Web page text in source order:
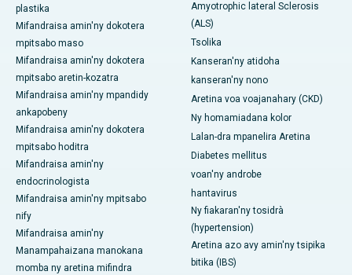
plastika
Mifandraisa amin'ny dokotera
mpitsabo maso
Mifandraisa amin'ny dokotera
mpitsabo aretin-kozatra
Mifandraisa amin'ny mpandidy
ankapobeny
Mifandraisa amin'ny dokotera
mpitsabo hoditra
Mifandraisa amin'ny
endocrinologista
Mifandraisa amin'ny mpitsabo
nify
Mifandraisa amin'ny
Manampahaizana manokana
momba ny aretina mifindra
Amyotrophic lateral Sclerosis
(ALS)
Tsolika
Kanseran'ny atidoha
kanseran'ny nono
Aretina voa voajanahary (CKD)
Ny homamiadana kolor
Lalan-dra mpanelira Aretina
Diabetes mellitus
voan'ny androbe
hantavirus
Ny fiakaran'ny tosidrà
(hypertension)
Aretina azo avy amin'ny tsipika
bitika (IBS)